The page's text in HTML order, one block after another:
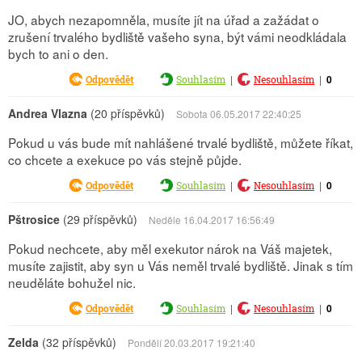
JO, abych nezapomněla, musíte jít na úřad a zažádat o
zrušení trvalého bydliště vašeho syna, být vámi neodkládala
bych to ani o den.
Odpovědět Souhlasím | Nesouhlasím | 0
Andrea Vlazna (20 příspěvků) Sobota 06.05.2017 22:40:25
Pokud u vás bude mít nahlášené trvalé bydliště, můžete říkat,
co chcete a exekuce po vás stejně půjde.
Odpovědět Souhlasím | Nesouhlasím | 0
Pštrosice (29 příspěvků) Neděle 16.04.2017 16:56:49
Pokud nechcete, aby měl exekutor nárok na Váš majetek,
musíte zajistit, aby syn u Vás neměl trvalé bydliště. Jinak s tím
neuděláte bohužel nic.
Odpovědět Souhlasím | Nesouhlasím | 0
Zelda (32 příspěvků) Pondělí 20.03.2017 19:21:40